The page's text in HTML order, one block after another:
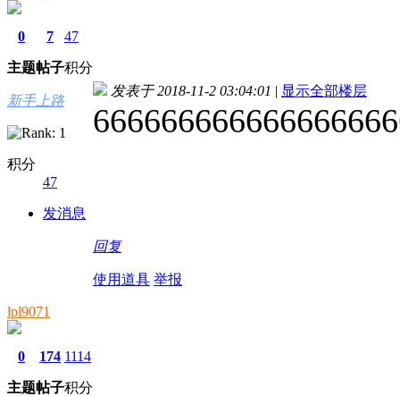
0
主题
7
帖子
47
积分
新手上路
积分
47
发消息
发表于 2018-11-2 03:04:01 | 显示全部楼层
回复
使用道具 举报
lpl9071
0
主题
174
帖子
1114
积分